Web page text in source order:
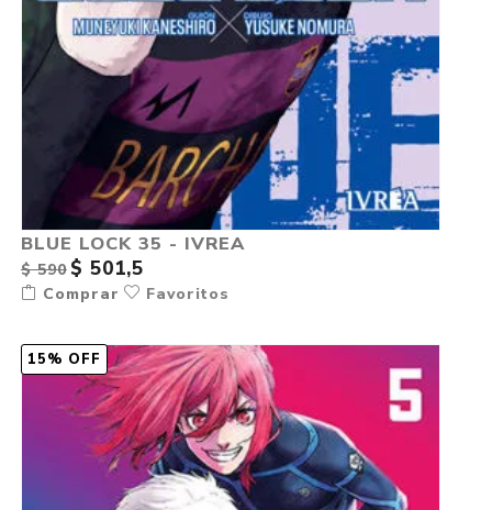
BLUE LOCK 35 - IVREA
$ 590 $ 501,5
Comprar Favoritos
15% OFF